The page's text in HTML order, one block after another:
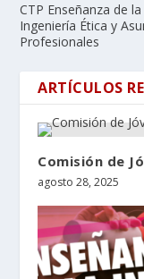
CTP Enseñanza de la
Ingeniería Ética y
Profesionales
ARTÍCULOS
Comisión de
agosto 28, 2025